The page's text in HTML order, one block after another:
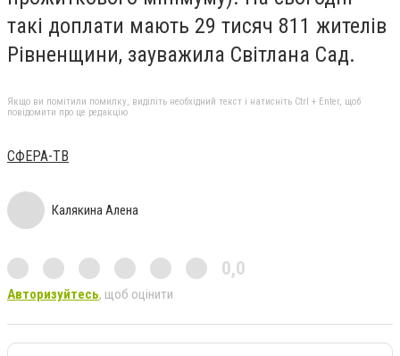
такі доплати мають 29 тисяч 811 жителів
Рівненщини, зауважила Світлана Сад.
Якщо ви помітили помилку, виділіть необхідний текст і натисніть Ctrl + Enter, щоб
повідомити про це редакцію
СФЕРА-ТВ
Калякина Алена
0,0
Авторизуйтесь, щоб оцінити